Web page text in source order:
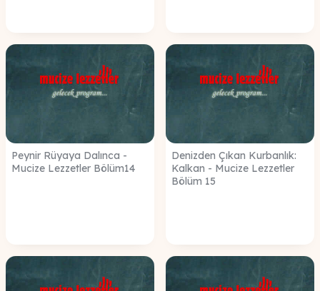
Peynir Rüyaya Dalınca -
Mucize Lezzetler Bölüm14
Denizden Çıkan Kurbanlık:
Kalkan - Mucize Lezzetler
Bölüm 15